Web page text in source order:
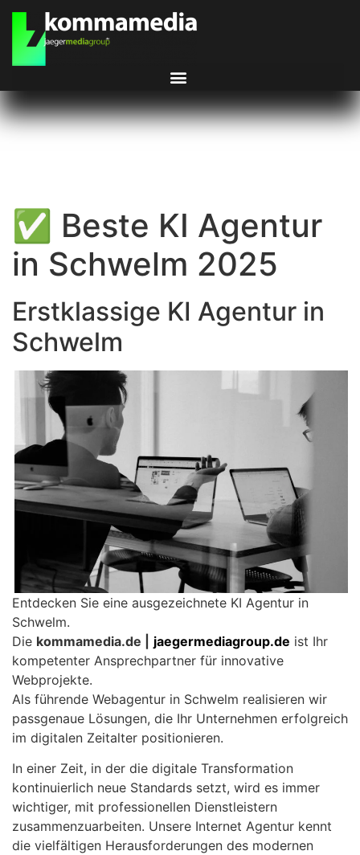
✅ Beste KI Agentur
in Schwelm 2025
Erstklassige KI Agentur in
Schwelm
Entdecken Sie eine ausgezeichnete KI Agentur in
Schwelm.
Die kommamedia.de | jaegermediagroup.de ist Ihr
kompetenter Ansprechpartner für innovative
Webprojekte.
Als führende Webagentur in Schwelm realisieren wir
passgenaue Lösungen, die Ihr Unternehmen erfolgreich
im digitalen Zeitalter positionieren.
In einer Zeit, in der die digitale Transformation
kontinuierlich neue Standards setzt, wird es immer
wichtiger, mit professionellen Dienstleistern
zusammenzuarbeiten. Unsere Internet Agentur kennt
die vielfältigen Herausforderungen des modernen